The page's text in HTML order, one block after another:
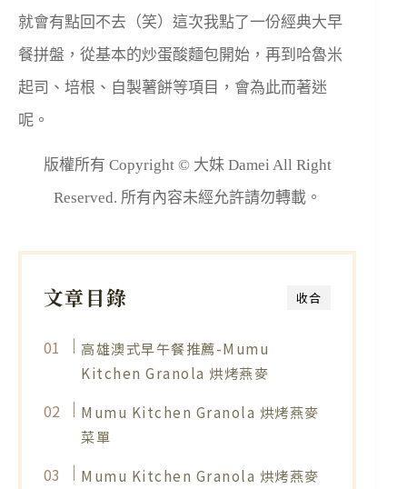
就會有點回不去（笑）這次我點了一份經典大早
餐拼盤，從基本的炒蛋酸麵包開始，再到哈魯米
起司、培根、自製薯餅等項目，會為此而著迷
呢。
版權所有 Copyright © 大妹 Damei All Right
Reserved. 所有內容未經允許請勿轉載。
收合
文章目錄
高雄澳式早午餐推薦-Mumu
Kitchen Granola 烘烤燕麥
Mumu Kitchen Granola 烘烤燕麥
菜單
Mumu Kitchen Granola 烘烤燕麥